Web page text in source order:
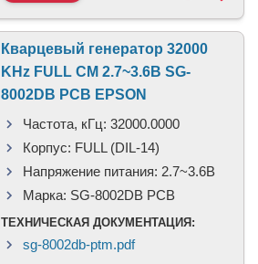
Кварцевый генератор 32000
KHz FULL CM 2.7~3.6В SG-
8002DB PCB EPSON
Частота, кГц: 32000.0000
Корпус: FULL (DIL-14)
Напряжение питания: 2.7~3.6В
Марка: SG-8002DB PCB
ТЕХНИЧЕСКАЯ ДОКУМЕНТАЦИЯ:
sg-8002db-ptm.pdf